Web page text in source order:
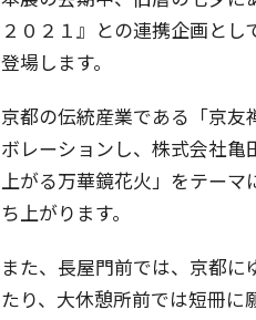
２０２１』との連携企画と
登場します。
京都の伝統産業である「京
ボレーションし、株式会社
上がる万華鏡花火」をテーマ
ち上がります。
また、長屋門前では、京都
たり、大休憩所前では短冊に